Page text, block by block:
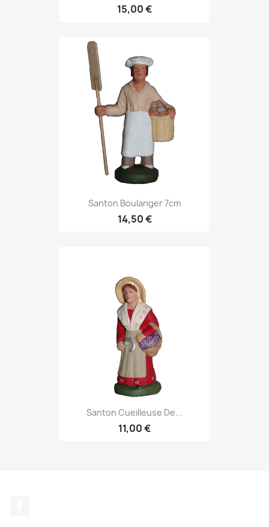
15,00 €
Santon Boulanger 7cm
14,50 €
Santon Cueilleuse De...
11,00 €